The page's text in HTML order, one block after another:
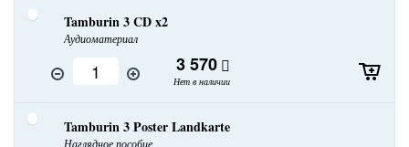
Tamburin 3 CD x2
Аудиоматериал
3 570
Нет в наличии
Tamburin 3 Poster Landkarte
Наглядное пособие